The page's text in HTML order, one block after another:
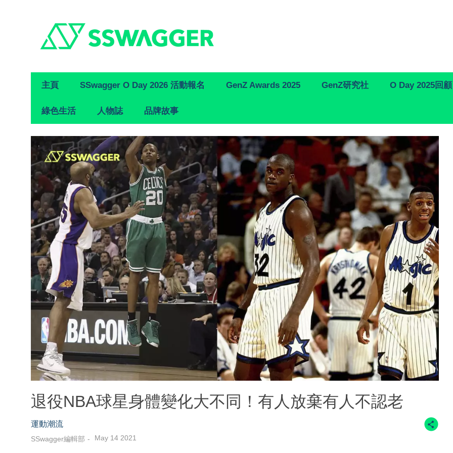
Primary
Navigation
主頁 SSwagger O Day 2026 活動報名 GenZ Awards 2025 GenZ研究社 O Day 2025回顧
綠色生活 人物誌 品牌故事
退役NBA球星身體變化大不同！有人放棄有人不認老
運動潮流
SSwagger編輯部 May 14 2021